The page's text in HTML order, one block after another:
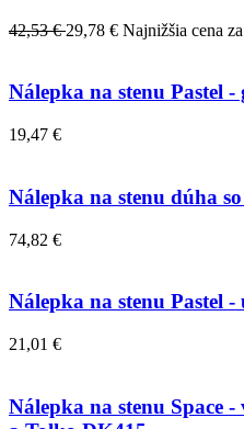
42,53 €29,78 € Najnižšia cena
Nálepka na stenu Pastel
19,47 €
Nálepka na stenu dúha
74,82 €
Nálepka na stenu Pastel
21,01 €
Nálepka na stenu Space